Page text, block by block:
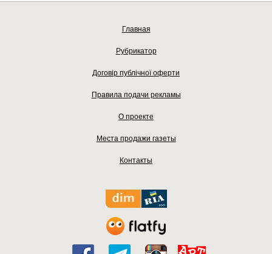
Главная
Рубрикатор
Договір публічної оферти
Правила подачи рекламы
О проекте
Места продажи газеты
Контакты